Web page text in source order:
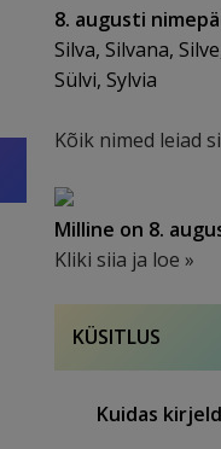
8. augusti
Silva, Silvana,
Sülvi, Sylvia
Kõik nimed leiad
Milline on 8.
Kliki siia ja loe »
KÜSITLUS
Kuidas